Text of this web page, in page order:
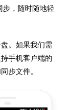
步，随时随地轻
。如果我们需
手机客户端的
步文件。